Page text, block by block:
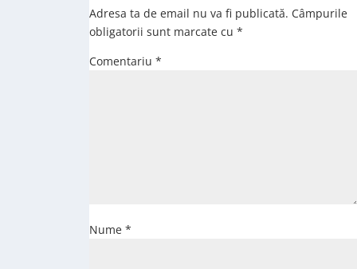
Adresa ta de email nu va fi publicată. Câmpurile
obligatorii sunt marcate cu *
Comentariu *
Nume *